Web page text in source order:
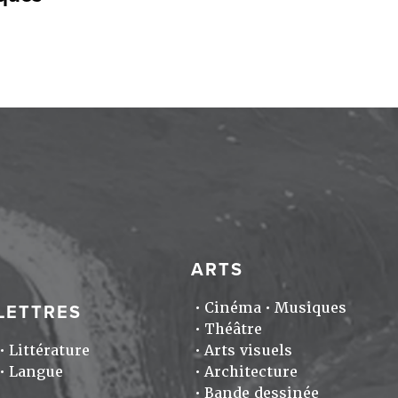
Littérature
Langue
ARTS
Cinéma
Musiques
Théâtre
Arts visuels
Architecture
Bande dessinée